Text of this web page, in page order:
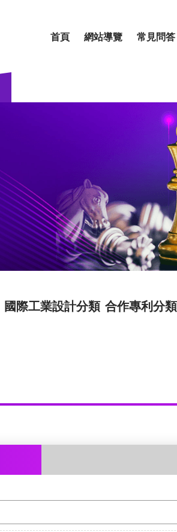
首頁 網站導覽 常見問答
國際工業設計分類 合作專利分類